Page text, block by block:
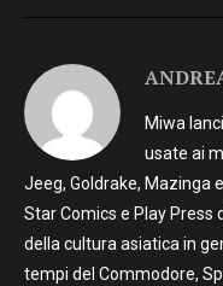
Miwa
usate ai
Jeeg, Goldrake, Mazinga
Star Comics e Play Press
della cultura asiatica in
tempi del Commodore,